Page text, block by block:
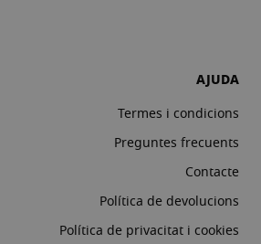
AJUDA
Termes i condicions
Preguntes frecuents
Contacte
Política de devolucions
Política de privacitat i cookies